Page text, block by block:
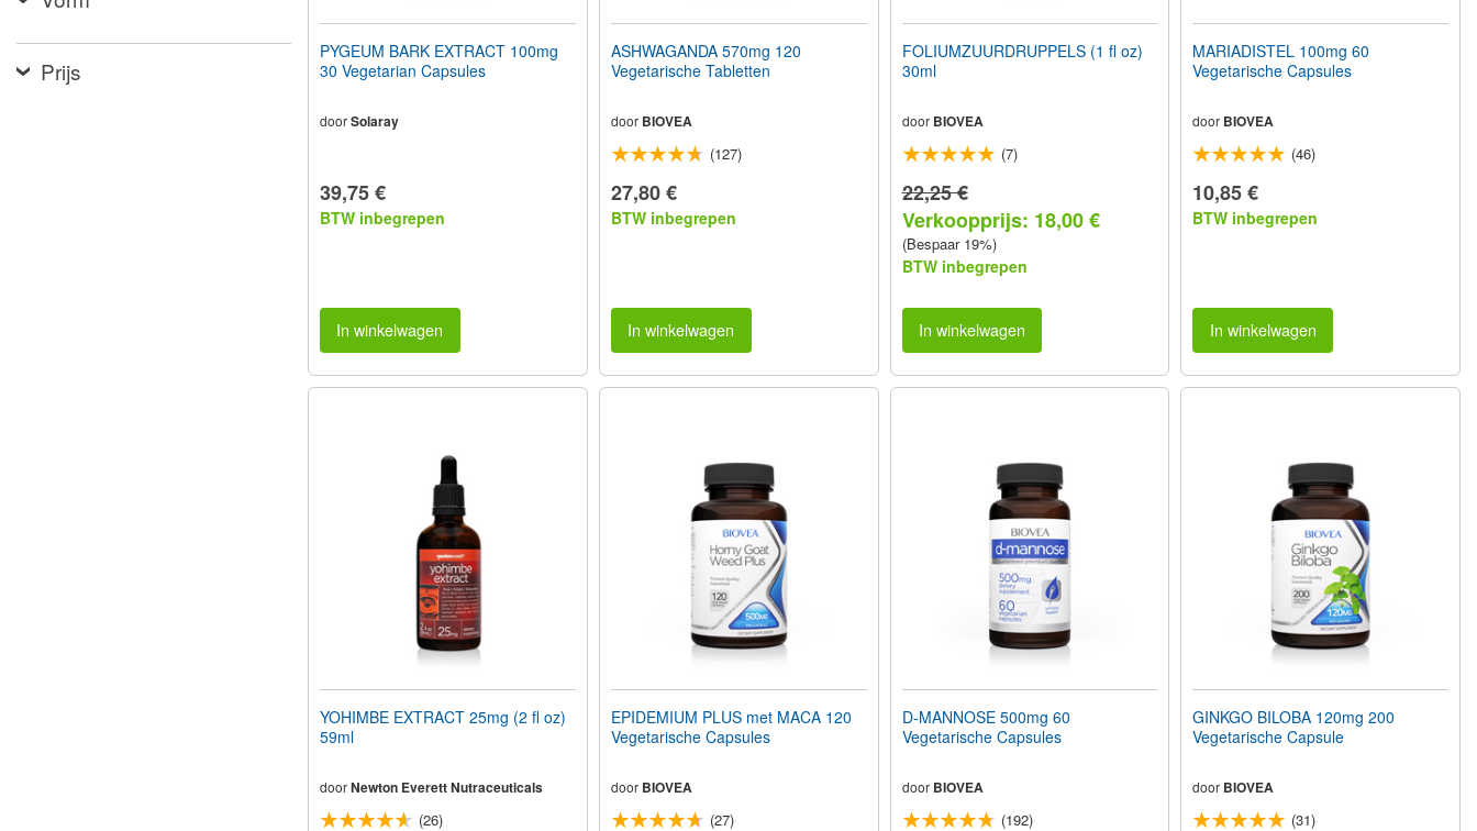
Prijs
PYGEUM BARK EXTRACT 100mg
30 Vegetarian Capsules
doorSolaray
39,75 €
BTW inbegrepen
In winkelwagen
ASHWAGANDA 570mg 120
Vegetarische Tabletten
door BIOVEA
(127)
27,80 €
BTW inbegrepen
In winkelwagen
FOLIUMZUURDRUPPELS (1 fl oz)
30ml
door BIOVEA
(7)
22,25 €
Verkoopprijs: 18,00 €
(Bespaar 19%)
BTW inbegrepen
In winkelwagen
MARIADISTEL 100mg 60
Vegetarische Capsules
door BIOVEA
(46)
10,85 €
BTW inbegrepen
In winkelwagen
YOHIMBE EXTRACT 25mg (2 fl oz)
59ml
doorNewton Everett Nutraceuticals
(26)
EPIDEMIUM PLUS met MACA 120
Vegetarische Capsules
door BIOVEA
(27)
D-MANNOSE 500mg 60
Vegetarische Capsules
door BIOVEA
(192)
GINKGO BILOBA 120mg 200
Vegetarische Capsule
door BIOVEA
(31)